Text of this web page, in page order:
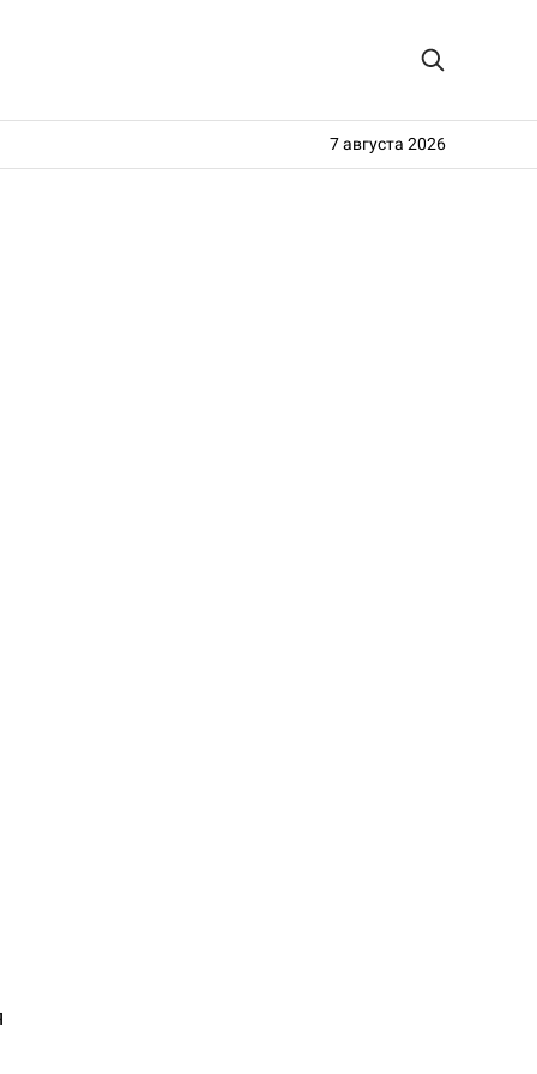
7 августа 2026